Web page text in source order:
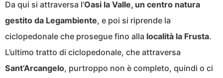
Da qui si attraversa l’Oasi la Valle, un centro natura
gestito da Legambiente, e poi si riprende la
ciclopedonale che prosegue fino alla località la Frusta.
L’ultimo tratto di ciclopedonale, che attraversa
Sant’Arcangelo, purtroppo non è completo, quindi o ci